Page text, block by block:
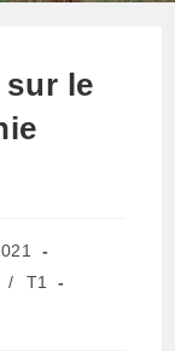
le
/
T1